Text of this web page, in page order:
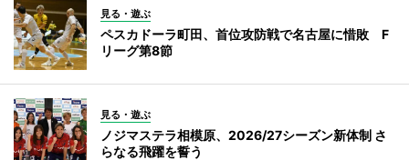
見る・遊ぶ
ペスカドーラ町田、首位攻防戦で名古屋に惜敗 F
リーグ第8節
見る・遊ぶ
ノジマステラ相模原、2026/27シーズン新体制 さ
らなる飛躍を誓う